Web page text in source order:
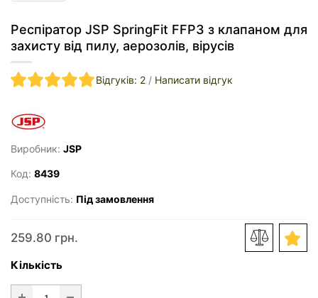
Респіратор JSP SpringFit FFP3 з клапаном для
захисту від пилу, аерозолів, вірусів
Відгуків: 2 / Написати відгук
Виробник: JSP
Код: 8439
Доступність: Під замовлення
259.80 грн.
Кількість